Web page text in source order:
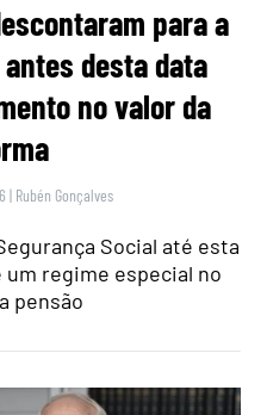
para a
desta data
no valor da
| Rubén Gonçalves
Social até esta
regime especial no
pensão